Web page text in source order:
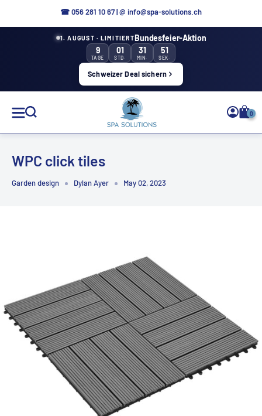
☎056 281 10 67|@ info@spa-solutions.ch
1. AUGUST · LIMITIERTBundesfeier-Aktion
9
TAGE
01
STD.
31
MIN.
51
SEK.
Schweizer Deal sichern
Solutions
0
WPC click tiles
Garden design Dylan Ayer May 02, 2023